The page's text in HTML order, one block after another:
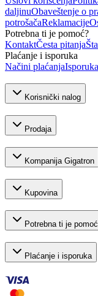
daljinuObaveštenje o
potrošačaReklamacije
Potrebna ti je pomoć?
KontaktČesta pitanja
Plaćanje i isporuka
Načini plaćanjaIsporuka
Korisnički nalog
Prodaja
Kompanija Gigatron
Kupovina
Potrebna ti je
Plaćanje i isporuka